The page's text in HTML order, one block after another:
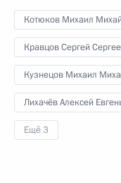
Котюков Михаил
Кравцов Сергей
Кузнецов Михаил
Лихачёв Алексей
Ещё 3